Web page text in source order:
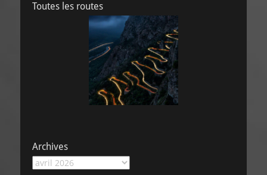
Toutes les routes
Archives
Archives